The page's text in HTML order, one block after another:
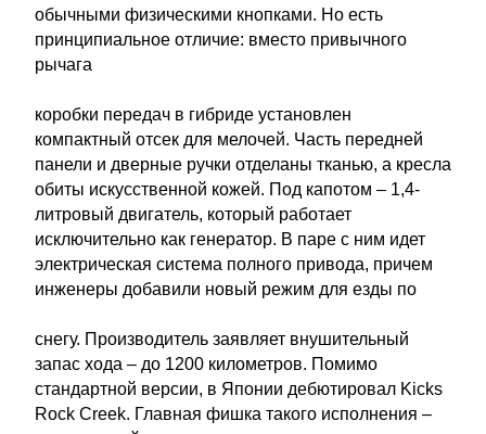
обычными физическими кнопками. Но есть
принципиальное отличие: вместо привычного
рычага
коробки передач в гибриде установлен
компактный отсек для мелочей. Часть передней
панели и дверные ручки отделаны тканью, а кресла
обиты искусственной кожей. Под капотом – 1,4-
литровый двигатель, который работает
исключительно как генератор. В паре с ним идет
электрическая система полного привода, причем
инженеры добавили новый режим для езды по
снегу. Производитель заявляет внушительный
запас хода – до 1200 километров. Помимо
стандартной версии, в Японии дебютировал Kicks
Rock Creek. Главная фишка такого исполнения –